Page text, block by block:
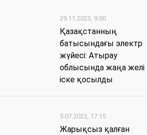
29.11.2023, 9:00
Қазақстанның
батысындағы электр
жүйесі: Атырау
облысында жаңа желі
іске қосылды
5.07.2022, 17:15
Жарықсыз қалған